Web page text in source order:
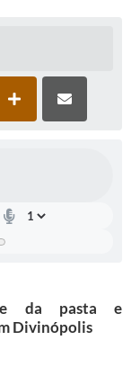
da pasta e
Divinópolis